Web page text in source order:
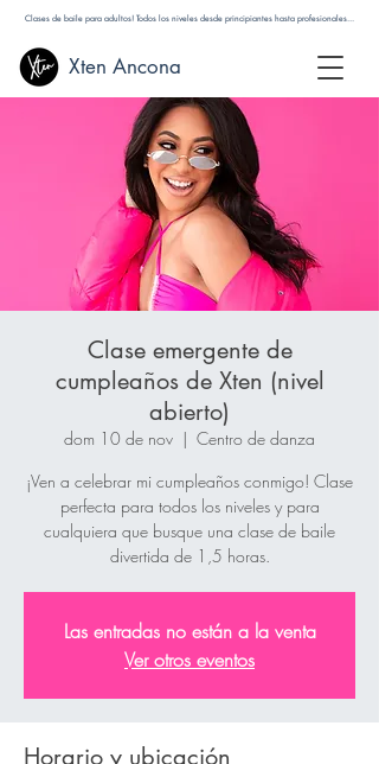
Clases de baile para adultos! Todos los niveles desde principiantes hasta profesionales...
Xten Ancona
Clase emergente de
cumpleaños de Xten (nivel
abierto)
dom 10 de nov
  |
Centro de danza
¡Ven a celebrar mi cumpleaños conmigo! Clase
perfecta para todos los niveles y para
cualquiera que busque una clase de baile
divertida de 1,5 horas.
Las entradas no están a la venta
Ver otros eventos
Horario y ubicación